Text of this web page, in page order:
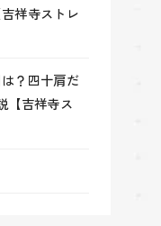
祥寺ストレ
？四十肩だ
【吉祥寺ス